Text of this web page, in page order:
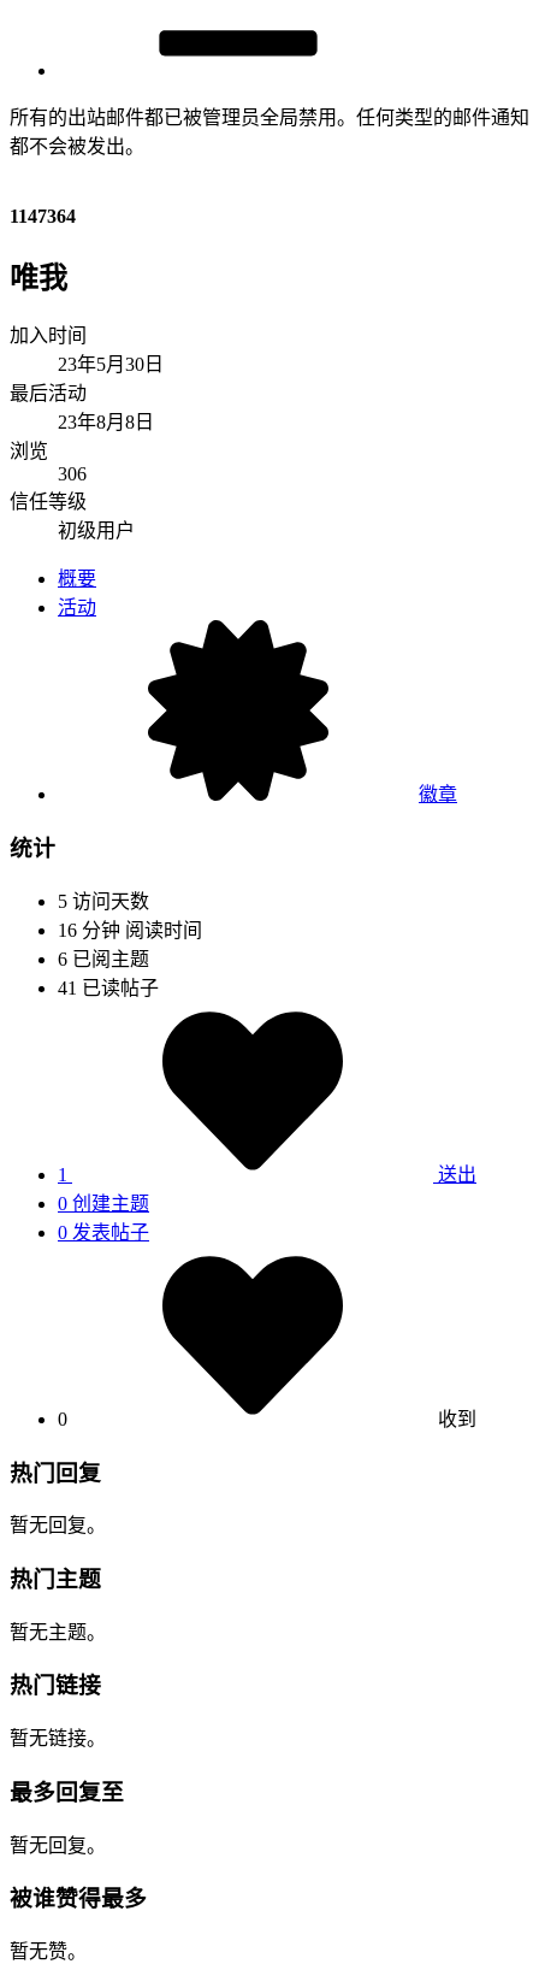
所有的出站邮件都已被管理员全局禁用。任何类型的邮件通知
都不会被发出。
1147364
唯我
加入时间
23年5月30日
最后活动
23年8月8日
浏览
306
信任等级
初级用户
概要
活动
徽章
统计
5 访问天数
16 分钟 阅读时间
6 已阅主题
41 已读帖子
1
送出
0 创建主题
0 发表帖子
0 收到
热门回复
暂无回复。
热门主题
暂无主题。
热门链接
暂无链接。
最多回复至
暂无回复。
被谁赞得最多
暂无赞。